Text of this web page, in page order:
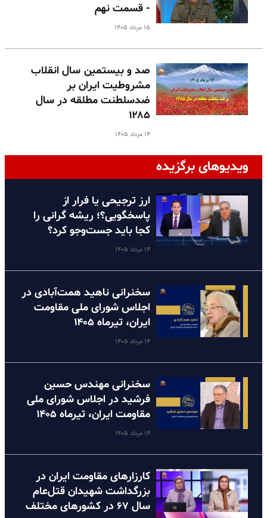
- قسمت نهم
۱۵ مرداد ۱۴۰۵
صد و بیستمین سال انقلاب
مشروطیت ایران بر
ضدسلطنت مطلقه در سال
۱۲۸۵
۱۴ مرداد ۱۴۰۵
ویدیوهای برگزیده
ارز ترجیحی یا فرار از
پاسخگویی؟؛ ریشه گرانی را
کجا باید جست‌وجو کرد؟
۱۴ مرداد ۱۴۰۵
سخنرانی ناهید همت‌آبادی در
اجلاس شورای ملی مقاومت
ایران، تیرماه ۱۴۰۵
۱۴ مرداد ۱۴۰۵
سخنرانی مهندس حسین
فرشید در اجلاس شورای ملی
مقاومت ایران، تیرماه ۱۴۰۵
۱۴ مرداد ۱۴۰۵
کارزارهای مقاومت ایران در
بزرگداشت شهیدان قتل‌عام
سال ۶۷ در کشورهای مختلف